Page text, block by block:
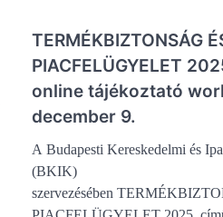
TERMÉKBIZTONSÁG
PIACFELÜGYELET
online tájékoztató
december 9.
A Budapesti Kereskedelmi és
(BKIK)
szervezésében